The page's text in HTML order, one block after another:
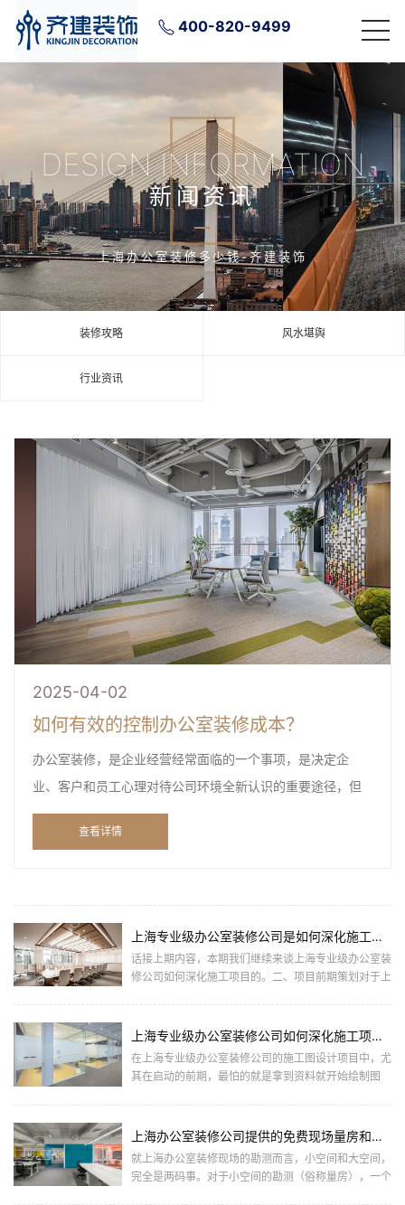
400-820-9499
DESIGN INFORMATION
新闻资讯
上海办公室装修多少钱-齐建装饰
装修攻略 风水堪舆
行业资讯
2025-04-02
如何有效的控制办公室装修成本？
办公室装修，是企业经营经常面临的一个事项，是决定企
业、客户和员工心理对待公司环境全新认识的重要途径，但
由于大多数企业主并非懂行，对办公室装修知之甚少，导致
装修下... ...
查看详情
上海专业级办公室装修公司是如何深化施工项目的（下篇）
话接上期内容，本期我们继续来谈上海专业级办公室装
修公司如何深化施工项目的。二、项目前期策划对于上
上海专业级办公室装修公司如何深化施工项目的（上篇）
在上海专业级办公室装修公司的施工图设计项目中，尤
其在启动的前期，最怕的就是拿到资料就开始绘制图
上海办公室装修公司提供的免费现场量房和勘察现场有什么区别？
就上海办公室装修现场的勘测而言，小空间和大空间，
完全是两码事。对于小空间的勘测（俗称量房），一个